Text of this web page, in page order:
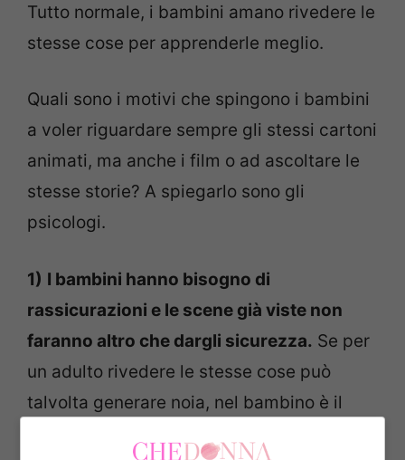
Tutto normale, i bambini amano rivedere le
stesse cose per apprenderle meglio.
Quali sono i motivi che spingono i bambini
a voler riguardare sempre gli stessi cartoni
animati, ma anche i film o ad ascoltare le
stesse storie? A spiegarlo sono gli
psicologi.
1) I bambini hanno bisogno di
rassicurazioni e le scene già viste non
faranno altro che dargli sicurezza. Se per
un adulto rivedere le stesse cose può
talvolta generare noia, nel bambino è il